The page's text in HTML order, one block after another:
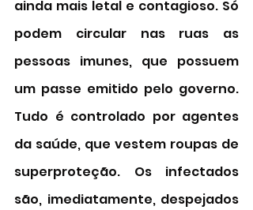
ainda mais letal e contagioso. Só
podem circular nas ruas as
pessoas imunes, que possuem
um passe emitido pelo governo.
Tudo é controlado por agentes
da saúde, que vestem roupas de
superproteção. Os infectados
são, imediatamente, despejados